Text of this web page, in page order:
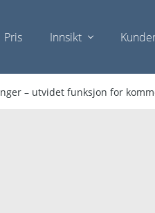
Pris Innsikt
– utvidet funksjon for